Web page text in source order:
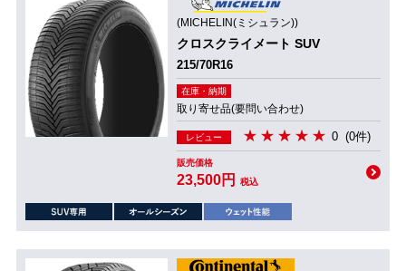
(MICHELIN(ミシュラン))
クロスクライメート SUV
215/70R16
在庫・納期
取り寄せ品(要問い合わせ)
レビュー 0 (0件)
販売価格
23,500円 税込